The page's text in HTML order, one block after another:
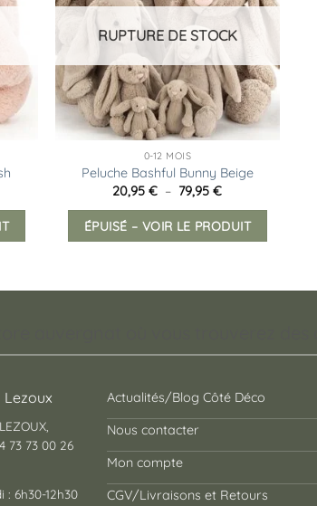
:
€
Ce
variations.
peuvent
choisies
la
produit
d’envies
RUPTURE DE STOCK
0-12 MOIS
Peluche Bashful Bunny Beige
20,95€ – 79,95€Plage
prix :
20,95 €
à
ÉPUISÉ – VOIR LE PRODUIT
Ce
peuvent
sur
page
produit
73 73 00 26
: 6h30-12h30
Actualités/Blog Côté Déco
Nous contacter
Mon compte
CGV/Livraisons et Retours